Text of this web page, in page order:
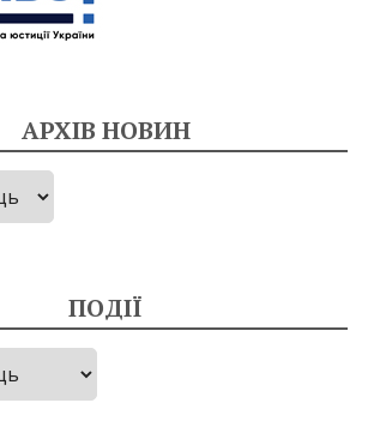
АРХІВ НОВИН
ПОДІЇ